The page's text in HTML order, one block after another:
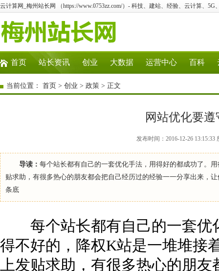
云计算网_梅州站长网 （https://www.0753zz.com/）- 科技、建站、经验、云计算、5G
首页 站长资讯 创业 大数据 运营中心 百科
当前位置： 首页 > 创业 > 政策 > 正文
网站优化要
发布时间：2016-12-26
导读： 每个站长都有自己的一套优化手法，用得好的都成功了。
贴求助，有很多热心的朋友都会把自己经历过的经验一一分享出来，
条底
每个站长都有自己的一套优
得不好的，降权K站是一堆堆接
上发贴求助，有很多热心的朋